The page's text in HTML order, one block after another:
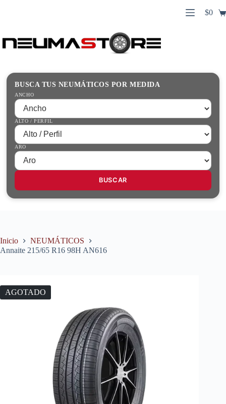
productosInicio
Guías Prácticas
Tienda
Carro
$0
BUSCA TUS NEUMÁTICOS POR MEDIDA
ANCHO
ALTO / PERFIL
ARO
BUSCAR
Inicio
NEUMÁTICOS
Annaite 215/65 R16 98H AN616
AGOTADO